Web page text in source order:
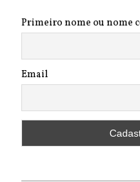
Primeiro nome ou nome
Email